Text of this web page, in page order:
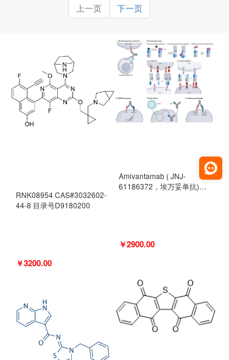
针。
上一页 下一页
RNK08954 CAS#3032602-
44-8 目录号D9180200
￥3200.00
Amivantamab ( JNJ-
61186372，埃万妥单抗)
￥2900.00